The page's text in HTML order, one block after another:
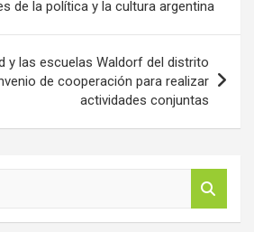
de la política y la cultura argentina
y las escuelas Waldorf del distrito
de cooperación para realizar
actividades conjuntas